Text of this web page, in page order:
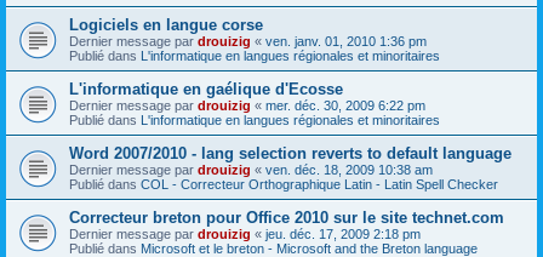
Logiciels en langue corse
Dernier message par drouizig « ven. janv. 01, 2010 1:36 pm
Publié dans L'informatique en langues régionales et minoritaires
L'informatique en gaélique d'Ecosse
Dernier message par drouizig « mer. déc. 30, 2009 6:22 pm
Publié dans L'informatique en langues régionales et minoritaires
Word 2007/2010 - lang selection reverts to default language
Dernier message par drouizig « ven. déc. 18, 2009 10:38 am
Publié dans COL - Correcteur Orthographique Latin - Latin Spell Checker
Correcteur breton pour Office 2010 sur le site technet.com
Dernier message par drouizig « jeu. déc. 17, 2009 2:18 pm
Publié dans Microsoft et le breton - Microsoft and the Breton language